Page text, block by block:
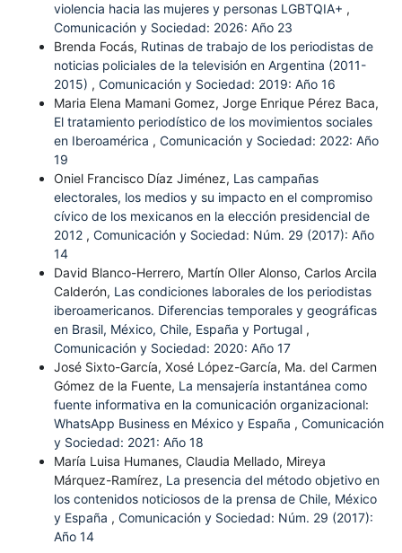
violencia hacia las mujeres y personas LGBTQIA+ ,
Comunicación y Sociedad: 2026: Año 23
Brenda Focás, Rutinas de trabajo de los periodistas de
noticias policiales de la televisión en Argentina (2011-
2015) , Comunicación y Sociedad: 2019: Año 16
Maria Elena Mamani Gomez, Jorge Enrique Pérez Baca,
El tratamiento periodístico de los movimientos sociales
en Iberoamérica , Comunicación y Sociedad: 2022: Año
19
Oniel Francisco Díaz Jiménez, Las campañas
electorales, los medios y su impacto en el compromiso
cívico de los mexicanos en la elección presidencial de
2012 , Comunicación y Sociedad: Núm. 29 (2017): Año
14
David Blanco-Herrero, Martín Oller Alonso, Carlos Arcila
Calderón, Las condiciones laborales de los periodistas
iberoamericanos. Diferencias temporales y geográficas
en Brasil, México, Chile, España y Portugal ,
Comunicación y Sociedad: 2020: Año 17
José Sixto-García, Xosé López-García, Ma. del Carmen
Gómez de la Fuente, La mensajería instantánea como
fuente informativa en la comunicación organizacional:
WhatsApp Business en México y España , Comunicación
y Sociedad: 2021: Año 18
María Luisa Humanes, Claudia Mellado, Mireya
Márquez-Ramírez, La presencia del método objetivo en
los contenidos noticiosos de la prensa de Chile, México
y España , Comunicación y Sociedad: Núm. 29 (2017):
Año 14